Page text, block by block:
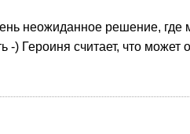
неожиданное решение, где
-) Героиня считает, что может